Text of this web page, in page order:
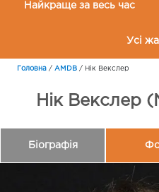
Найкраще за весь час
Усі
Головна / AMDB / Нік Векслер
Нік Векслер
Біографія